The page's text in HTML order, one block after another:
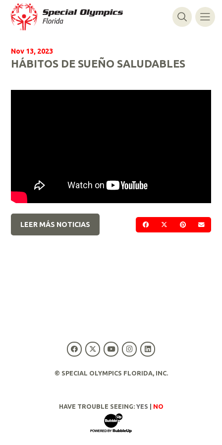
Nov 13, 2023
HÁBITOS DE SUEÑO SALUDABLES
COMPARTIR EN
COMPARTIR EN
LEER MÁS NOTICIAS
© SPECIAL OLYMPICS FLORIDA, INC.
HAVE TROUBLE SEEING: YES NO